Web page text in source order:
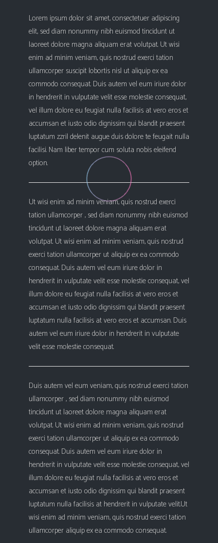
Lorem ipsum dolor sit amet, consectetuer adipiscing
elit, sed diam nonummy nibh euismod tincidunt ut
laoreet dolore magna aliquam erat volutpat. Ut wisi
enim ad minim veniam, quis nostrud exerci tation
ullamcorper suscipit lobortis nisl ut aliquip ex ea
commodo consequat. Duis autem vel eum iriure dolor
in hendrerit in vulputate velit esse molestie consequat,
vel illum dolore eu feugiat nulla facilisis at vero eros et
accumsan et iusto odio dignissim qui blandit praesent
luptatum zzril delenit augue duis dolore te feugait nulla
facilisi. Nam liber tempor cum soluta nobis eleifend
option.
Ut wisi enim ad minim veniam, quis nostrud exerci
tation ullamcorper , sed diam nonummy nibh euismod
tincidunt ut laoreet dolore magna aliquam erat
volutpat. Ut wisi enim ad minim veniam, quis nostrud
exerci tation ullamcorper ut aliquip ex ea commodo
consequat. Duis autem vel eum iriure dolor in
hendrerit in vulputate velit esse molestie consequat, vel
illum dolore eu feugiat nulla facilisis at vero eros et
accumsan et iusto odio dignissim qui blandit praesent
luptatum nulla facilisis at vero eros et accumsan. Duis
autem vel eum iriure dolor in hendrerit in vulputate
velit esse molestie consequat.
Duis autem vel eum veniam, quis nostrud exerci tation
ullamcorper , sed diam nonummy nibh euismod
tincidunt ut laoreet dolore magna aliquam erat
volutpat. Ut wisi enim ad minim veniam, quis nostrud
exerci tation ullamcorper ut aliquip ex ea commodo
consequat. Duis autem vel eum iriure dolor in
hendrerit in vulputate velit esse molestie consequat, vel
illum dolore eu feugiat nulla facilisis at vero eros et
accumsan et iusto odio dignissim qui blandit praesent
luptatum nulla facilisis at hendrerit in vulputate velit.Ut
wisi enim ad minim veniam, quis nostrud exerci tation
ullamcorper aliquip ex ea commodo consequat.